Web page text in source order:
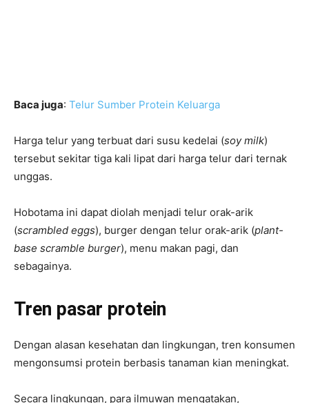
Baca juga: Telur Sumber Protein Keluarga
Harga telur yang terbuat dari susu kedelai (soy milk)
tersebut sekitar tiga kali lipat dari harga telur dari ternak
unggas.
Hobotama ini dapat diolah menjadi telur orak-arik
(scrambled eggs), burger dengan telur orak-arik (plant-
base scramble burger), menu makan pagi, dan
sebagainya.
Tren pasar protein
Dengan alasan kesehatan dan lingkungan, tren konsumen
mengonsumsi protein berbasis tanaman kian meningkat.
Secara lingkungan, para ilmuwan mengatakan,